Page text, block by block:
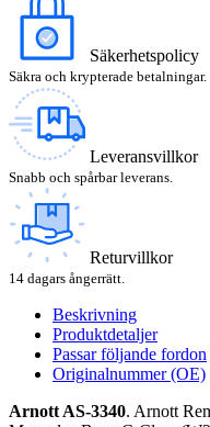
Säkerhetspolicy
Säkra och krypterade betalningar.
Leveransvillkor
Snabb och spårbar leverans.
Returvillkor
14 dagars ångerrätt.
Beskrivning
Produktdetaljer
Passar följande fordon
Originalnummer (OE)
Arnott AS-3340. Arnott